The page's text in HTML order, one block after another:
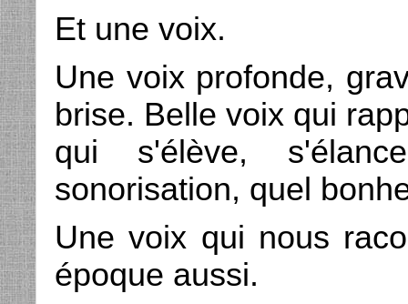
Et une voix.
Une voix profonde,
brise. Belle voix qui
qui s'élève,
sonorisation, quel
Une voix qui nous
époque aussi.